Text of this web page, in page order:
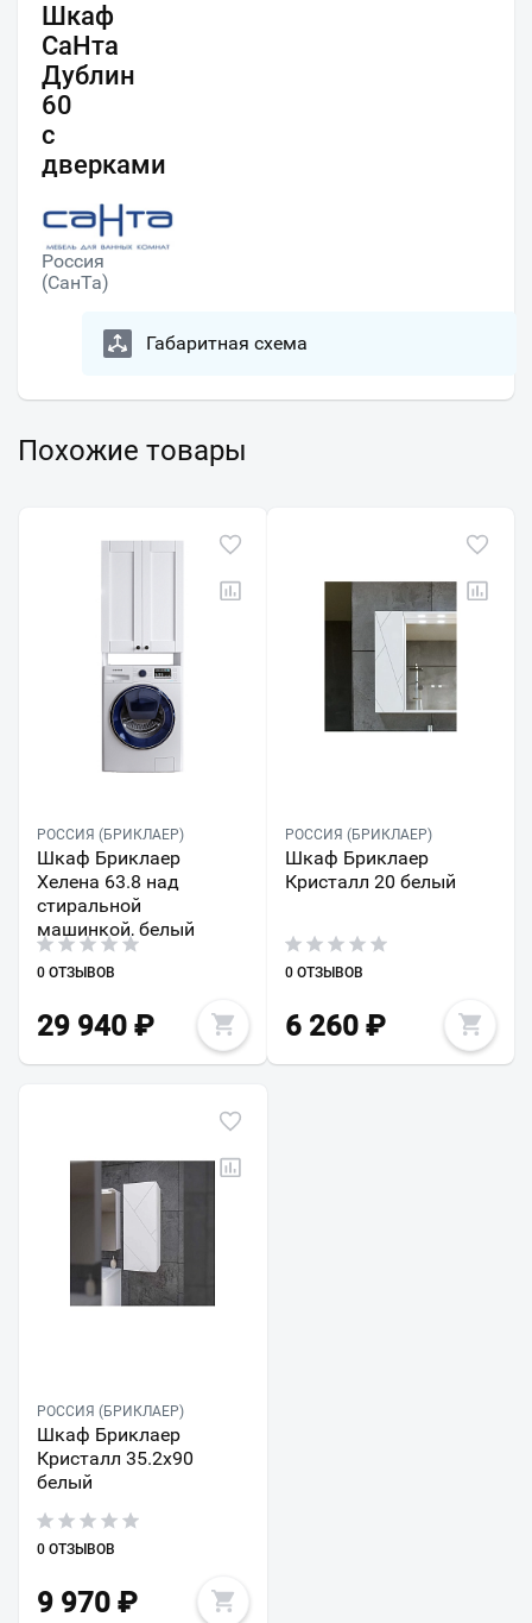
Шкаф
СаНта
Дублин
60
с
дверками
Россия
(СанТа)
Габаритная схема
Похожие товары
РОССИЯ (БРИКЛАЕР)
Шкаф Бриклаер
Хелена 63.8 над
стиральной
машинкой, белый
0 ОТЗЫВОВ
29 940 ₽
РОССИЯ (БРИКЛАЕР)
Шкаф Бриклаер
Кристалл 20 белый
0 ОТЗЫВОВ
6 260₽
РОССИЯ (БРИКЛАЕР)
Шкаф Бриклаер
Кристалл 35.2x90
белый
0 ОТЗЫВОВ
9 970 ₽